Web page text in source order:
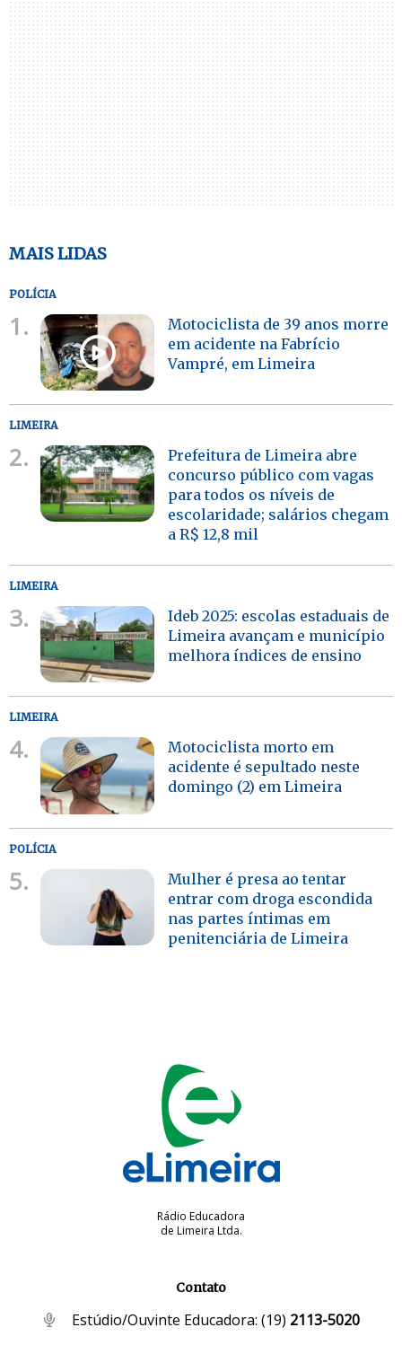
MAIS LIDAS
POLÍCIA
1.
Motociclista de 39 anos morre
em acidente na Fabrício
Vampré, em Limeira
LIMEIRA
2.
Prefeitura de Limeira abre
concurso público com vagas
para todos os níveis de
escolaridade; salários chegam
a R$ 12,8 mil
LIMEIRA
3.
Ideb 2025: escolas estaduais de
Limeira avançam e município
melhora índices de ensino
LIMEIRA
4.
Motociclista morto em
acidente é sepultado neste
domingo (2) em Limeira
POLÍCIA
5.
Mulher é presa ao tentar
entrar com droga escondida
nas partes íntimas em
penitenciária de Limeira
Rádio Educadora
de Limeira Ltda.
Contato
Estúdio/Ouvinte Educadora: (19) 2113-5020